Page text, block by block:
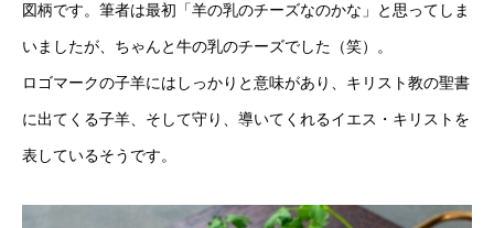
図柄です。筆者は最初「羊の乳のチーズなのかな」と思ってしま
いましたが、ちゃんと牛の乳のチーズでした（笑）。
ロゴマークの子羊にはしっかりと意味があり、キリスト教の聖書
に出てくる子羊、そして守り、導いてくれるイエス・キリストを
表しているそうです。